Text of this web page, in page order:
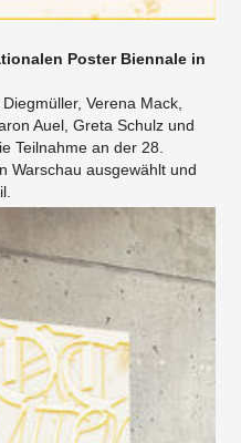
Poster Biennale in
Verena Mack,
Auel, Greta Schulz und
Teilnahme an der 28.
Warschau ausgewählt und